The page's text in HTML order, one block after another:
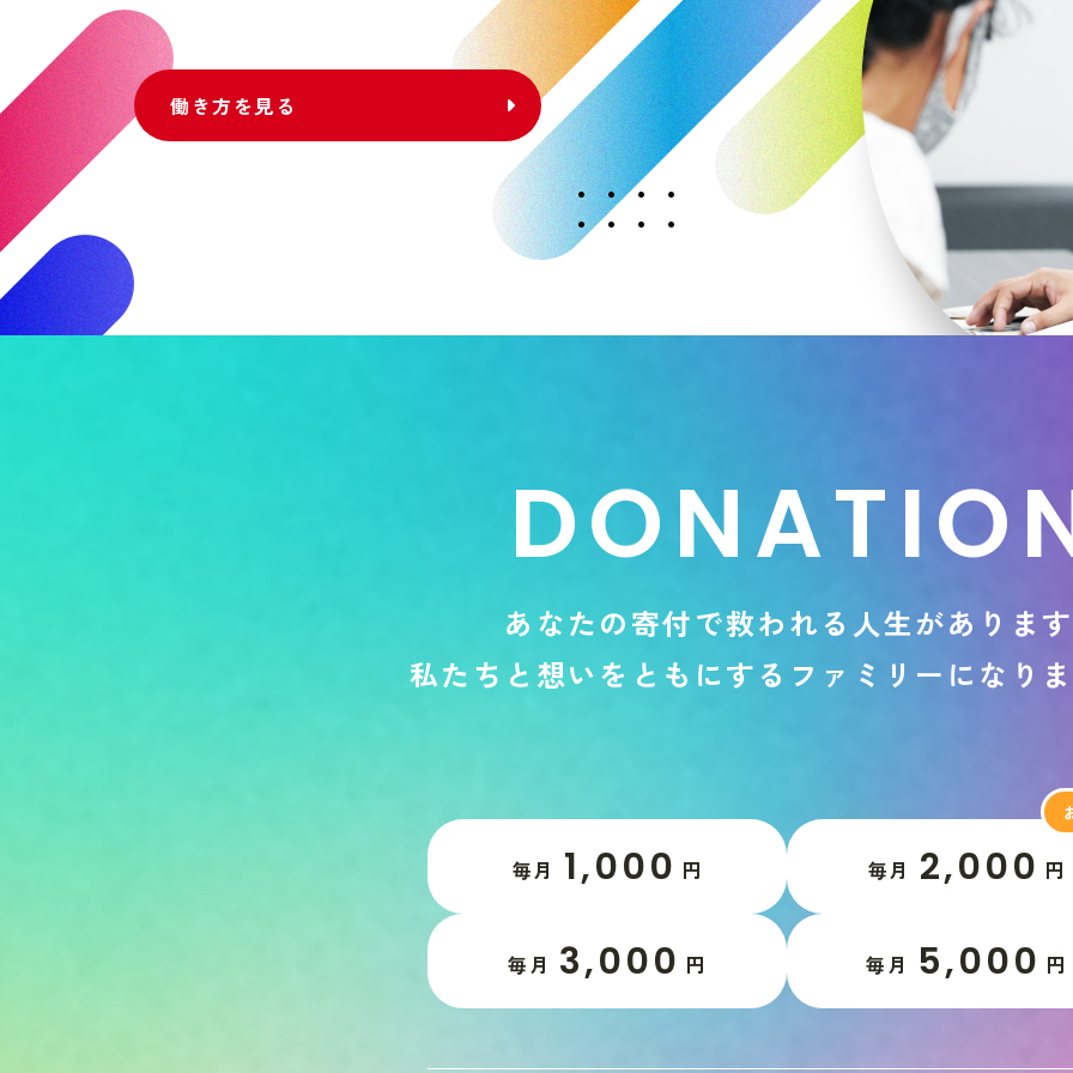
働き方を見る
DONATIO
あ なたの寄付で救われる 人生があ り ま す
私た ち と 想いを と も にする フ ァ ミ リ ー に な り ま
毎月 1,000 円 毎月 2,000 円
毎月 3,000 円 毎月 5,000 円